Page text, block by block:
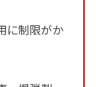
に制限がか